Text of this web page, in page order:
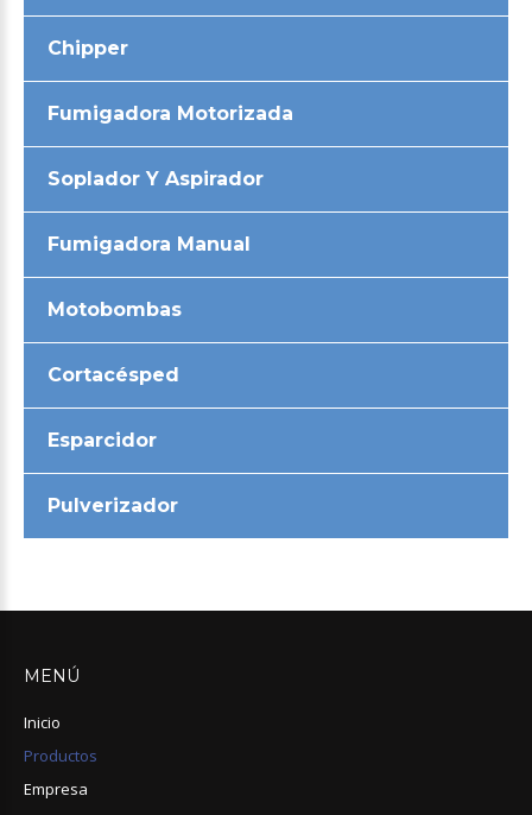
Chipper
Fumigadora Motorizada
Soplador Y Aspirador
Fumigadora Manual
Motobombas
Cortacésped
Esparcidor
Pulverizador
MENÚ
Inicio
Productos
Empresa